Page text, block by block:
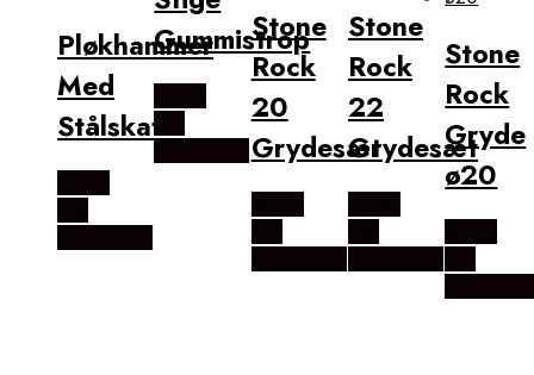
Pløkhammer
Med
Stålskaft
Gummistrop
Stone
Rock
20
Grydesæt
Stone
Rock
22
Grydesæt
Stone
Rock
Gryde
ø20